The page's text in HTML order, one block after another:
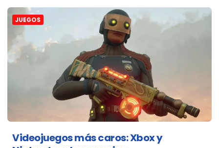
JUEGOS
Videojuegos más caros: Xbox y